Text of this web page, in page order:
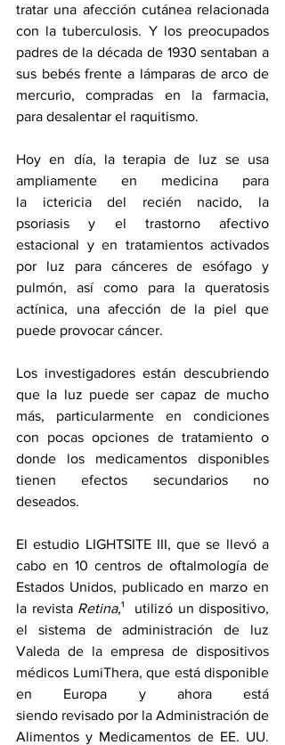
tratar una afección cutánea relacionada
con la tuberculosis. Y los preocupados
padres de la década de 1930 sentaban a
sus bebés frente a lámparas de arco de
mercurio, compradas en la farmacia,
para desalentar el raquitismo.
Hoy en día, la terapia de luz se usa
ampliamente en medicina para
la ictericia del recién nacido, la
psoriasis y el trastorno afectivo
estacional y en tratamientos activados
por luz para cánceres de esófago y
pulmón, así como para la queratosis
actínica, una afección de la piel que
puede provocar cáncer.
Los investigadores están descubriendo
que la luz puede ser capaz de mucho
más, particularmente en condiciones
con pocas opciones de tratamiento o
donde los medicamentos disponibles
tienen efectos secundarios no
deseados.
El estudio LIGHTSITE III, que se llevó a
cabo en 10 centros de oftalmología de
Estados Unidos, publicado en marzo en
la revista Retina,¹  utilizó un dispositivo,
el sistema de administración de luz
Valeda de la empresa de dispositivos
médicos LumiThera, que está disponible
en Europa y ahora está
siendo revisado por la Administración de
Alimentos y Medicamentos de EE. UU.